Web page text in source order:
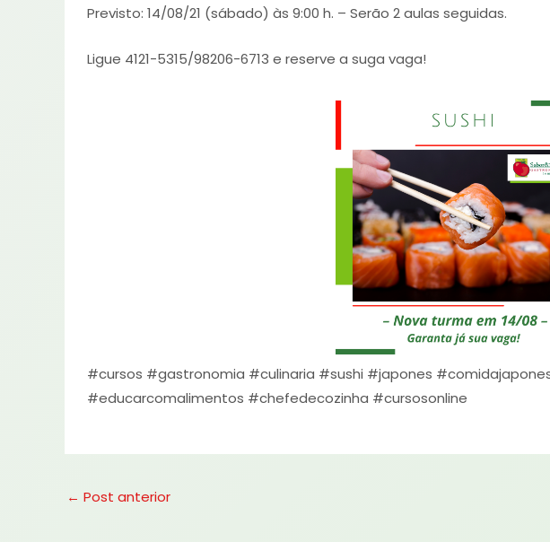
Previsto: 14/08/21 (sábado) às 9:00 h. – Serão 2 aulas seguidas.
Ligue 4121-5315/98206-6713 e reserve a suga vaga!
#cursos #gastronomia #culinaria #sushi #japones
#educarcomalimentos #chefedecozinha #cursosonline
← Post anterior